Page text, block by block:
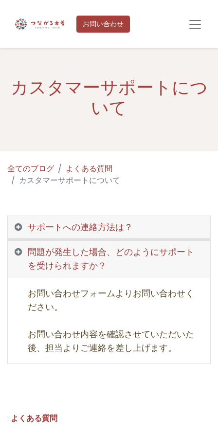
お問い合わせ
カスタマーサポートにつ
いて
全てのブログ
よくある質問
カスタマーサポートについて
サポートへの連絡方法は？
問題が発生した場合、どのようにサポート
を受けられますか？
お問い合わせフォームよりお問い合わせく
ださい。
お問い合わせ内容を確認させていただいた
後、担当よりご連絡を差し上げます。 ​
: よくある質問